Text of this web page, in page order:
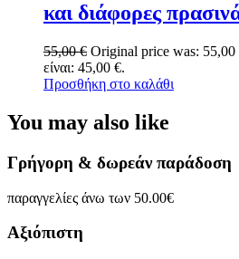
και διάφορες
55,00€ Original price was: 55,00
είναι: 45,00 €.
Προσθήκη στο καλάθι
You may also like
Γρήγορη & δωρεάν παράδοση
παραγγελίες άνω των 50.00€
Αξιόπιστη